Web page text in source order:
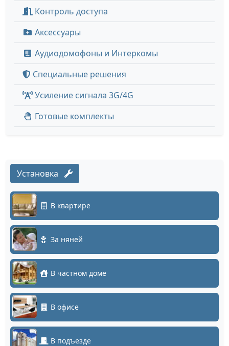
Контроль доступа
Аксессуары
Аудиодомофоны и Интеркомы
Специальные решения
Усиление сигнала 3G/4G
Готовые комплекты
Установка
В квартире
За няней
В частном доме
В офисе
В подъезде